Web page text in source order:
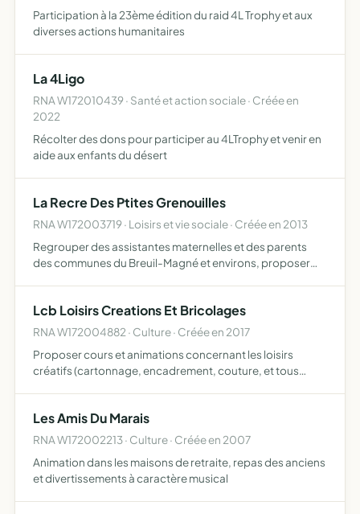
Participation à la 23ème édition du raid 4L Trophy et aux
diverses actions humanitaires
La 4Ligo
RNA W172010439 · Santé et action sociale · Créée en
2022
Récolter des dons pour participer au 4LTrophy et venir en
aide aux enfants du désert
La Recre Des Ptites Grenouilles
RNA W172003719 · Loisirs et vie sociale · Créée en 2013
Regrouper des assistantes maternelles et des parents
des communes du Breuil-Magné et environs, proposer
des é…
Lcb Loisirs Creations Et Bricolages
RNA W172004882 · Culture · Créée en 2017
Proposer cours et animations concernant les loisirs
créatifs (cartonnage, encadrement, couture, et tous
Les Amis Du Marais
RNA W172002213 · Culture · Créée en 2007
Animation dans les maisons de retraite, repas des anciens
et divertissements à caractère musical